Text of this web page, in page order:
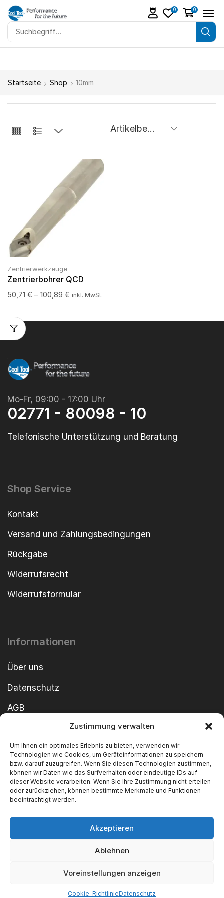
Zustimmung verwalten
Um Ihnen ein optimales Erlebnis zu bieten, verwenden wir
Technologien wie Cookies, um Geräteinformationen zu speichern
bzw. darauf zuzugreifen. Wenn Sie diesen Technologien zustimmen,
können wir Daten wie das Surfverhalten oder eindeutige IDs auf
dieser Website verarbeiten. Wenn Sie Ihre Zustimmung nicht erteilen
oder zurückziehen, können bestimmte Merkmale und Funktionen
beeinträchtigt werden.
Akzeptieren
Ablehnen
Voreinstellungen anzeigen
Cookie-RichtlinieDatenschutz
0 0
Startseite Shop 10mm
Zentrierwerkzeuge
Zentrierbohrer QCD
50,71 € – 100,89 € inkl. MwSt.
Mo-Fr, 09:00 - 17:00 Uhr
02771 - 80098 - 10
Telefonische Unterstützung und Beratung
Shop Service
Kontakt
Versand und Zahlungsbedingungen
Rückgabe
Widerrufsrecht
Widerrufsformular
Informationen
Über uns
Datenschutz
AGB
Cookie-Richtlinie
Impressum
Copyright ©2026 SWT GmbH Built by